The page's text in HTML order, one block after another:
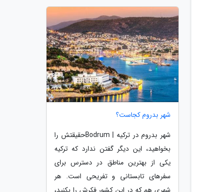
شهر بدروم کجاست؟
شهر بدروم در ترکیه | Bodrumحقیقتش را
بخواهید، این دیگر گفتن ندارد که ترکیه
یکی از بهترین مناطق در دسترس برای
سفرهای تابستانی و تفریحی است. هر